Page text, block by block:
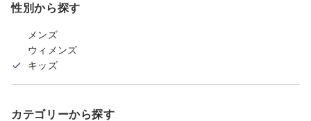
性別から探す
メンズ
ウィメンズ
キッズ
カテゴリーから探す